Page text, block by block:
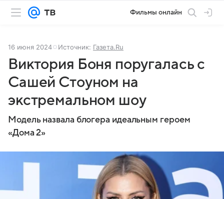
Фильмы онлайн
16 июня 2024 Источник: Газета.Ru
Виктория Боня поругалась с
Сашей Стоуном на
экстремальном шоу
Модель назвала блогера идеальным героем
«Дома 2»